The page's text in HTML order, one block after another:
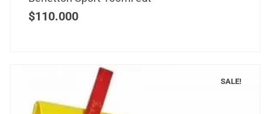
$110.000
SALE!